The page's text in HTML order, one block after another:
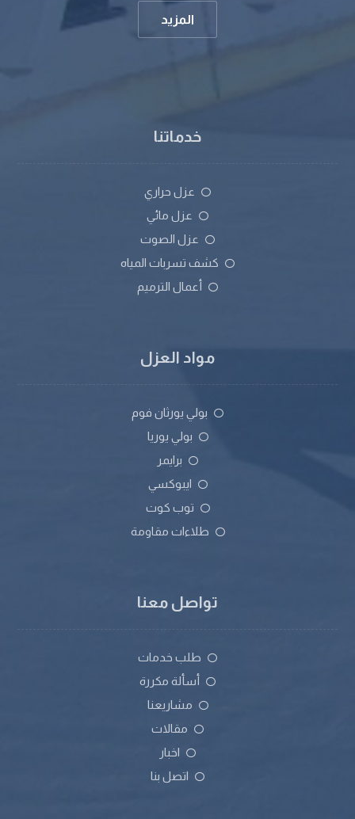
المزيد
خدماتنا
عزل حراري
عزل مائي
عزل الصوت
كشف تسربات المياه
أعمال الترميم
مواد العزل
بولي يورثان فوم
بولي يوريا
برايمر
ايبوكسي
توب كوت
طلاءات مقاومة
تواصل معنا
طلب خدمات
أسألة مكررة
مشاريعنا
مقالات
اخبار
اتصل بنا